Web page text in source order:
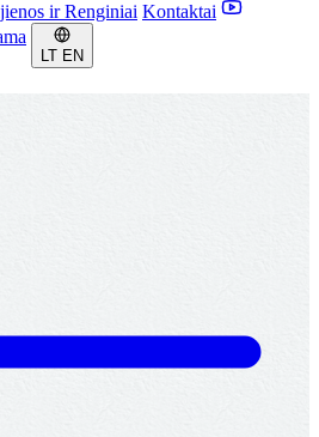
ir Renginiai Kontaktai
LT EN